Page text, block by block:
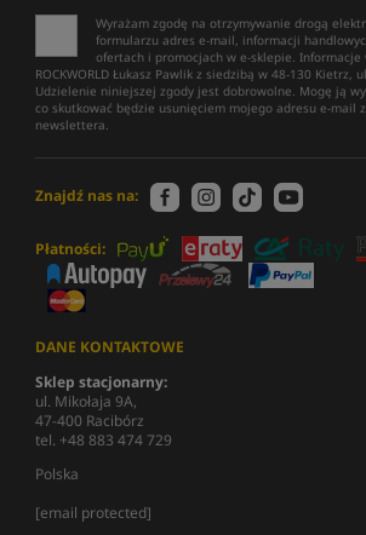
Wyrażam zgodę na otrzymywanie drogą
formularzu adres e-mail, informacji
ofertach i promocjach w e-sklepie. Informacje
ROCKWORLD Łukasz Pawlik z siedzibą w 48-130 Kietrz,
Udzielenie niniejszej zgody jest dobrowolne. Mogę ją
co skutkować będzie usunięciem mojego adresu e-mail
newslettera.
Znajdź nas na:
Płatności:
DANE KONTAKTOWE
Sklep stacjonarny:
ul. Mikołaja 9A,
47-400 Racibórz
tel. +48 883 474 729
Polska
[email protected]